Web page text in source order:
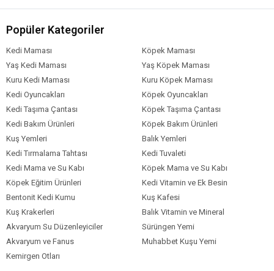
İçerik
Kedi Maması
Paket Boyutu
Kedi Maması
Ambalaj
Popüler Kategoriler
Kedi Maması
Köpek Maması
Yaş Kedi Maması
Yaş Köpek Maması
Kuru Kedi Maması
Kuru Köpek Maması
Kedi Oyuncakları
Köpek Oyuncakları
Kedi Taşıma Çantası
Köpek Taşıma Çantası
Kedi Bakım Ürünleri
Köpek Bakım Ürünleri
Kuş Yemleri
Balık Yemleri
Kedi Tırmalama Tahtası
Kedi Tuvaleti
Kedi Mama ve Su Kabı
Köpek Mama ve Su Kabı
Köpek Eğitim Ürünleri
Kedi Vitamin ve Ek Besin
Bentonit Kedi Kumu
Kuş Kafesi
Kuş Krakerleri
Balık Vitamin ve Mineral
Akvaryum Su Düzenleyiciler
Sürüngen Yemi
Akvaryum ve Fanus
Muhabbet Kuşu Yemi
Kemirgen Otları